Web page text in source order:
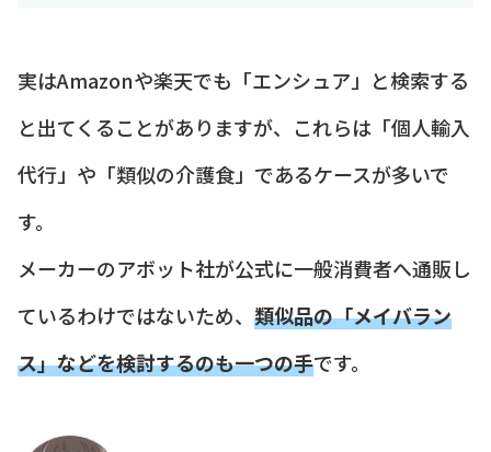
実はAmazonや楽天でも「エンシュア」と検索する
と出てくることがありますが、これらは「個人輸入
代行」や「類似の介護食」であるケースが多いで
す。
メーカーのアボット社が公式に一般消費者へ通販し
ているわけではないため、 類似品の「メイバラン
ス」などを検討するのも一つの手です。